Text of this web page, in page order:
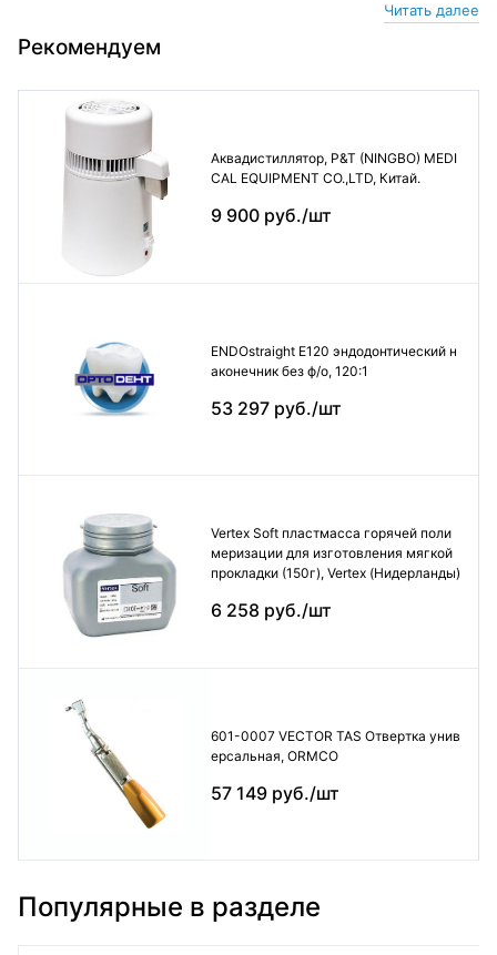
Читать далее
Рекомендуем
Аквадистиллятор, P&T (NINGBO) MEDI
CAL EQUIPMENT CO.,LTD, Китай.
9 900 руб./шт
ENDOstraight E120 эндодонтический н
аконечник без ф/о, 120:1
53 297 руб./шт
Vertex Soft пластмасса горячей поли
меризации для изготовления мягкой
прокладки (150г), Vertex (Нидерланды)
6 258 руб./шт
601-0007 VECTOR TAS Отвертка унив
ерсальная, ORMCO
57 149 руб./шт
Популярные в разделе